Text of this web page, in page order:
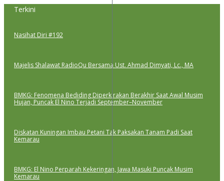
Lewati
Terkini
Nasihat Diri #192
Majelis Shalawat RadioQu Bersama Ust. Ahmad Dimyati, Lc., MA
BMKG: Fenomena Bediding Diperkirakan Berakhir Saat Awal Musim
Hujan, Puncak El Nino Terjadi September–November
Diskatan Kuningan Imbau Petani Tak Paksakan Tanam Padi Saat
Kemarau
BMKG: El Nino Perparah Kekeringan, Jawa Masuki Puncak Musim
Kemarau